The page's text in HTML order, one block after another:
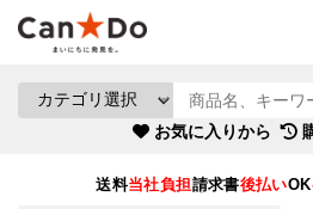
お気に入りから
送料当社負担請求書後払いOK